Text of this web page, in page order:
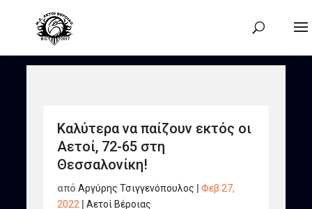
Καλύτερα να παίζουν εκτός οι
Αετοί, 72-65 στη
Θεσσαλονίκη!
απόΑργύρης Τσιγγενόπουλος |Φεβ 27,
2022 |Αετοί Βέροιας